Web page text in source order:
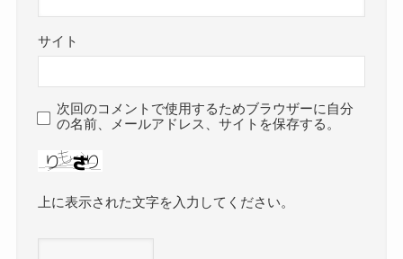
サイト
次回のコメントで使用するためブラウザーに自分
の名前、メールアドレス、サイトを保存する。
上に表示された文字を入力してください。